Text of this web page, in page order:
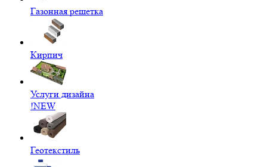
Газонная решетка
Кирпич
Услуги дизайна
!NEW
Геотекстиль